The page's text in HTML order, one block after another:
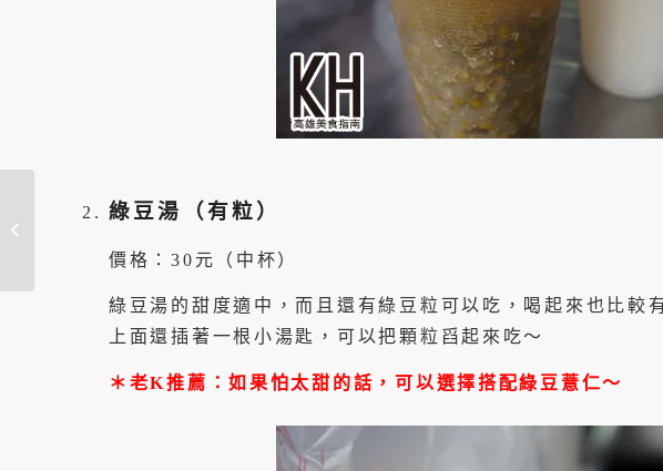
綠豆湯（有粒）
價格：30元（中杯）
綠豆湯的甜度適中，而且還有綠豆粒可以吃，喝起來也比較
上面還插著一根小湯匙，可以把顆粒舀起來吃～
＊老K推薦：如果怕太甜的話，可以選擇搭配綠豆薏仁～
高雄橋頭美食推薦
《一元QQ蛋》橋頭